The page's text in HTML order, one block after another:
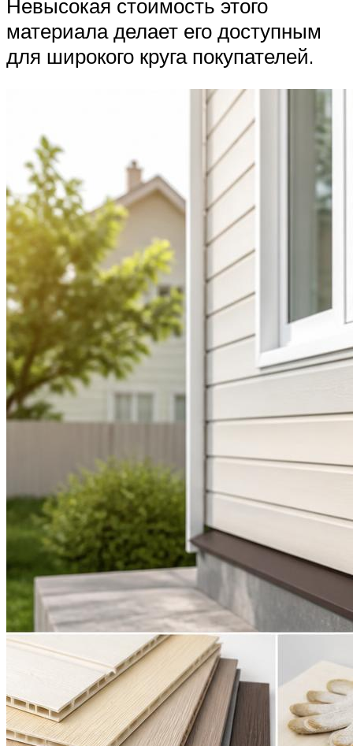
Невысокая стоимость этого
материала делает его доступным
для широкого круга покупателей.